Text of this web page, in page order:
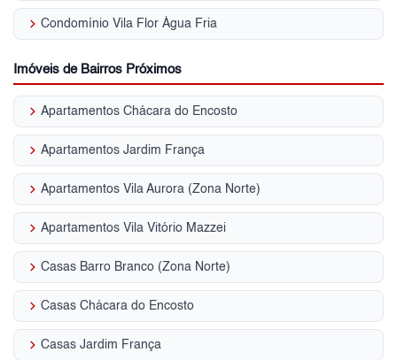
keyboard_arrow_right Condomínio Vila Flor Água Fria
Imóveis de Bairros Próximos
keyboard_arrow_right Apartamentos Chácara do Encosto
keyboard_arrow_right Apartamentos Jardim França
keyboard_arrow_right Apartamentos Vila Aurora (Zona Norte)
keyboard_arrow_right Apartamentos Vila Vitório Mazzei
keyboard_arrow_right Casas Barro Branco (Zona Norte)
keyboard_arrow_right Casas Chácara do Encosto
keyboard_arrow_right Casas Jardim França